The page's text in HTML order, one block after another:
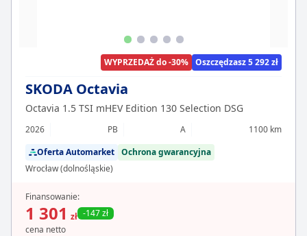
WYPRZEDAŻ do -30% Oszczędzasz 5 292 zł
SKODA Octavia
Octavia 1.5 TSI mHEV Edition 130 Selection DSG
2026 PB A
1100 km
Oferta Automarket Ochrona gwarancyjna
Wrocław (dolnośląskie)
Finansowanie:
1 301 zł -147 zł
cena netto